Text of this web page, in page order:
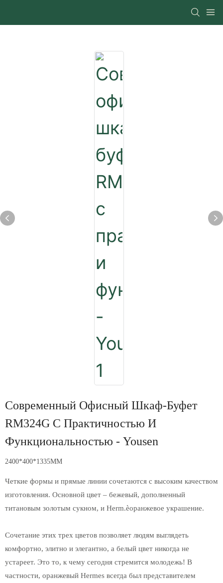
Современный Офисный Шкаф-Буфет
RM324G С Практичностью И
Функциональностью - Yousen
2400*400*1335MM
Четкие формы и прямые линии сочетаются с высоким качеством
изготовления. Основной цвет – бежевый, дополненный
титановым золотым сукном, и Herm.èоранжевое украшение.
Сочетание этих трех цветов позволяет людям выглядеть
комфортно, элитно и элегантно, а белый цвет никогда не
устареет. Это то, к чему сегодня стремится молодежь! В
частности, оранжевый Hermes всегда был представителем